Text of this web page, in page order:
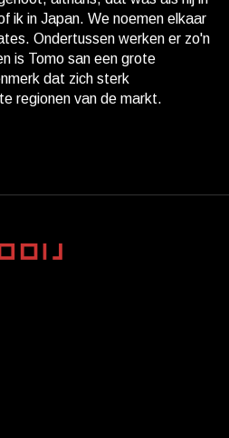
ik in Japan. We noemen elkaar
Ondertussen werken er zo'n
is Tomo san een grote
dat zich sterk
regionen van de markt.